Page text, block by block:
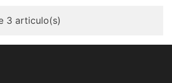
3 articulo(s)